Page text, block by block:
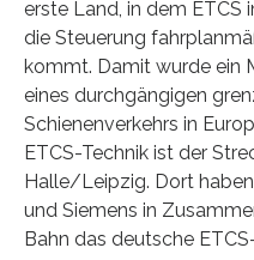
erste Land, in dem ETCS
die Steuerung
kommt. Damit wurde ein
eines durchgängigen
Schienenverkehrs in
ETCS-Technik ist der
Halle/Leipzig. Dort
und Siemens in
Bahn das deutsche